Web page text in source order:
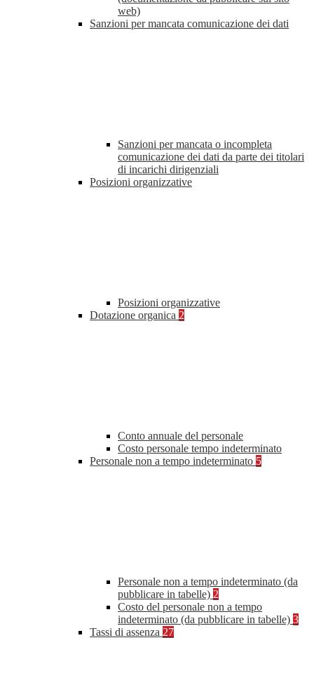
web)
Sanzioni per mancata comunicazione dei dati
Sanzioni per mancata o incompleta
comunicazione dei dati da parte dei titolari
di incarichi dirigenziali
Posizioni organizzative
Posizioni organizzative
Dotazione organica 2
Conto annuale del personale
Costo personale tempo indeterminato
Personale non a tempo indeterminato 5
Personale non a tempo indeterminato (da
pubblicare in tabelle) 2
Costo del personale non a tempo
indeterminato (da pubblicare in tabelle) 3
Tassi di assenza 27